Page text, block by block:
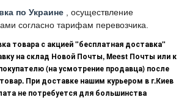
по Украине
, осуществление
согласно тарифам перевозчика.
товара с акцией "бесплатная доставка"
на склад Новой Почты, Meest Почты или к
(на усмотрение продавца) после
При доставке нашим курьером в г.Киев
не потребуется для большинства